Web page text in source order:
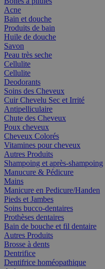
Acne
Bain et douche
Produits de bain
Huile de douche
Savon
Peau très seche
Cellulite
Cellulite
Deodorants
Soins des Cheveux
Cuir Chevelu Sec et Irrité
Antipelliculaire
Chute des Cheveux
Poux cheveux
Cheveux Colorés
Vitamines pour cheveux
Autres Produits
Shampoing et après-shampoing
Manucure & Pédicure
Mains
Manicure en Pedicure/Handen
Pieds et Jambes
Soins bucco-dentaires
Prothèses dentaires
Bain de bouche et fil dentaire
Autres Produits
Brosse à dents
Dentrifice
Dentifrice homéopathique